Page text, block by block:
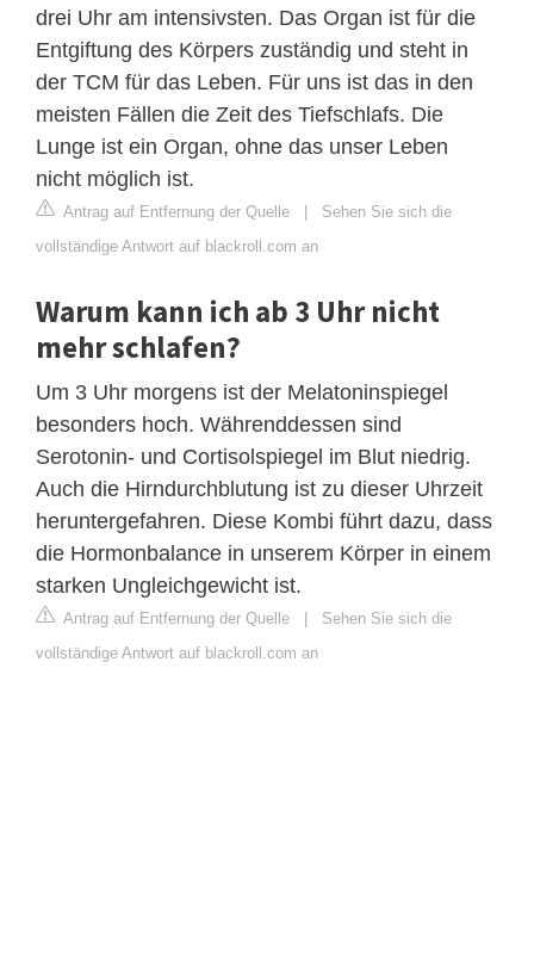
drei Uhr am intensivsten. Das Organ ist für die
Entgiftung des Körpers zuständig und steht in
der TCM für das Leben. Für uns ist das in den
meisten Fällen die Zeit des Tiefschlafs. Die
Lunge ist ein Organ, ohne das unser Leben
nicht möglich ist.
Antrag auf Entfernung der Quelle
Sehen Sie sich die
vollständige Antwort auf blackroll.com an
Warum kann ich ab 3 Uhr nicht
mehr schlafen?
Um 3 Uhr morgens ist der Melatoninspiegel
besonders hoch. Währenddessen sind
Serotonin- und Cortisolspiegel im Blut niedrig.
Auch die Hirndurchblutung ist zu dieser Uhrzeit
heruntergefahren. Diese Kombi führt dazu, dass
die Hormonbalance in unserem Körper in einem
starken Ungleichgewicht ist.
Antrag auf Entfernung der Quelle
Sehen Sie sich die
vollständige Antwort auf blackroll.com an